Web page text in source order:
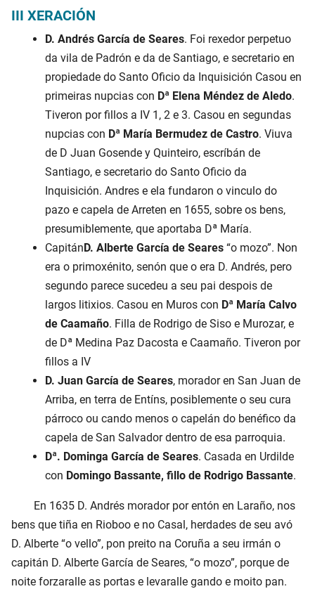
III XERACIÓN
D. Andrés García de Seares. Foi rexedor perpetuo
da vila de Padrón e da de Santiago, e secretario en
propiedade do Santo Oficio da Inquisición Casou en
primeiras nupcias con Dª Elena Méndez de Aledo.
Tiveron por fillos a IV 1, 2 e 3. Casou en segundas
nupcias con Dª María Bermudez de Castro. Viuva
de D Juan Gosende y Quinteiro, escríbán de
Santiago, e secretario do Santo Oficio da
Inquisición. Andres e ela fundaron o vinculo do
pazo e capela de Arreten en 1655, sobre os bens,
presumiblemente, que aportaba Dª María.
Capitán D. Alberte García de Seares “o mozo”. Non
era o primoxénito, senón que o era D. Andrés, pero
segundo parece sucedeu a seu pai despois de
largos litixios. Casou en Muros con Dª María Calvo
de Caamaño. Filla de Rodrigo de Siso e Murozar, e
de Dª Medina Paz Dacosta e Caamaño. Tiveron por
fillos a IV
D. Juan García de Seares, morador en San Juan de
Arriba, en terra de Entíns, posiblemente o seu cura
párroco ou cando menos o capelán do benéfico da
capela de San Salvador dentro de esa parroquia.
Dª. Dominga García de Seares. Casada en Urdilde
con Domingo Bassante, fillo de Rodrigo Bassante.
En 1635 D. Andrés morador por entón en Laraño, nos
bens que tiña en Rioboo e no Casal, herdades de seu avó
D. Alberte “o vello”, pon preito na Coruña a seu irmán o
capitán D. Alberte García de Seares, “o mozo”, porque de
noite forzaralle as portas e levaralle gando e moito pan.